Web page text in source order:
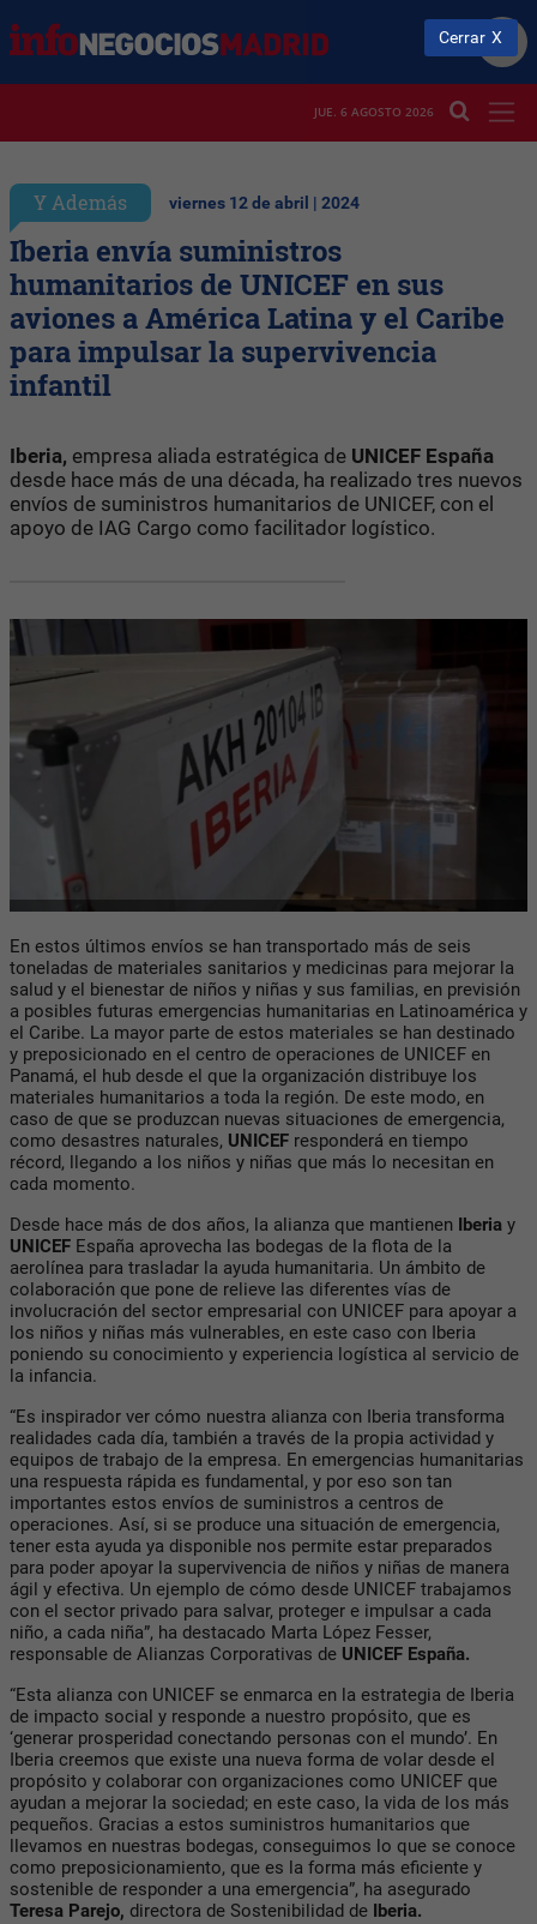
JUE. 6 AGOSTO 2026
Y Además viernes 12 de abril | 2024
Iberia envía suministros
humanitarios de UNICEF en sus
aviones a América Latina y el Caribe
para impulsar la supervivencia
infantil
Iberia, empresa aliada estratégica de UNICEF España
desde hace más de una década, ha realizado tres nuevos
envíos de suministros humanitarios de UNICEF, con el
apoyo de IAG Cargo como facilitador logístico.
En estos últimos envíos se han transportado más de seis
toneladas de materiales sanitarios y medicinas para mejorar la
salud y el bienestar de niños y niñas y sus familias, en previsión
a posibles futuras emergencias humanitarias en Latinoamérica y
el Caribe. La mayor parte de estos materiales se han destinado
y preposicionado en el centro de operaciones de UNICEF en
Panamá, el hub desde el que la organización distribuye los
materiales humanitarios a toda la región. De este modo, en
caso de que se produzcan nuevas situaciones de emergencia,
como desastres naturales, UNICEF responderá en tiempo
récord, llegando a los niños y niñas que más lo necesitan en
cada momento.
Desde hace más de dos años, la alianza que mantienen Iberia y
UNICEF España aprovecha las bodegas de la flota de la
aerolínea para trasladar la ayuda humanitaria. Un ámbito de
colaboración que pone de relieve las diferentes vías de
involucración del sector empresarial con UNICEF para apoyar a
los niños y niñas más vulnerables, en este caso con Iberia
poniendo su conocimiento y experiencia logística al servicio de
la infancia.
“Es inspirador ver cómo nuestra alianza con Iberia transforma
realidades cada día, también a través de la propia actividad y
equipos de trabajo de la empresa. En emergencias humanitarias
una respuesta rápida es fundamental, y por eso son tan
importantes estos envíos de suministros a centros de
operaciones. Así, si se produce una situación de emergencia,
tener esta ayuda ya disponible nos permite estar preparados
para poder apoyar la supervivencia de niños y niñas de manera
ágil y efectiva. Un ejemplo de cómo desde UNICEF trabajamos
con el sector privado para salvar, proteger e impulsar a cada
niño, a cada niña”, ha destacado Marta López Fesser,
responsable de Alianzas Corporativas de UNICEF España.
“Esta alianza con UNICEF se enmarca en la estrategia de Iberia
de impacto social y responde a nuestro propósito, que es
‘generar prosperidad conectando personas con el mundo’. En
Iberia creemos que existe una nueva forma de volar desde el
propósito y colaborar con organizaciones como UNICEF que
ayudan a mejorar la sociedad; en este caso, la vida de los más
pequeños. Gracias a estos suministros humanitarios que
llevamos en nuestras bodegas, conseguimos lo que se conoce
como preposicionamiento, que es la forma más eficiente y
sostenible de responder a una emergencia”, ha asegurado
Teresa Parejo, directora de Sostenibilidad de Iberia.
Cerrar